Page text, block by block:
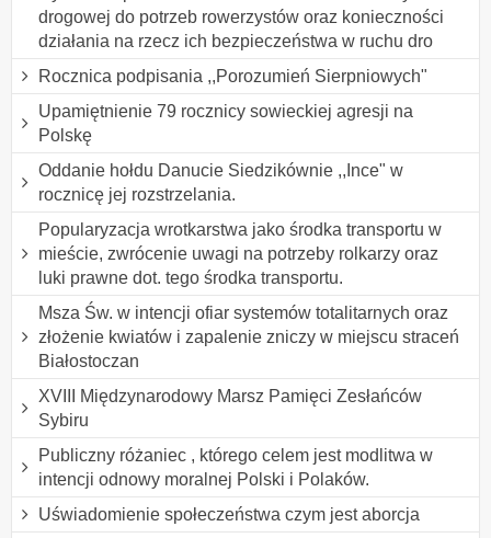
drogowej do potrzeb rowerzystów oraz konieczności
działania na rzecz ich bezpieczeństwa w ruchu dro
Rocznica podpisania ,,Porozumień Sierpniowych"
Upamiętnienie 79 rocznicy sowieckiej agresji na
Polskę
Oddanie hołdu Danucie Siedzikównie ,,Ince" w
rocznicę jej rozstrzelania.
Popularyzacja wrotkarstwa jako środka transportu w
mieście, zwrócenie uwagi na potrzeby rolkarzy oraz
luki prawne dot. tego środka transportu.
Msza Św. w intencji ofiar systemów totalitarnych oraz
złożenie kwiatów i zapalenie zniczy w miejscu straceń
Białostoczan
XVIII Międzynarodowy Marsz Pamięci Zesłańców
Sybiru
Publiczny różaniec , którego celem jest modlitwa w
intencji odnowy moralnej Polski i Polaków.
Uświadomienie społeczeństwa czym jest aborcja